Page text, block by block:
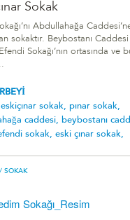
Sokak
Abdullahağa
sokaktır. Beybostanı
Sokağı’nın ortasında ve
eskiçınar sokak, pınar sokak,
caddesi, beybostanı
sokak, eski çınar sokak,
/ SOKAK